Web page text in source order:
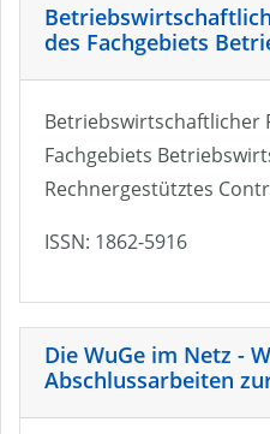
des Fachgebiets
Betriebswirtschaftlicher
Fachgebiets
Rechnergestütztes
ISSN: 1862-5916
Die WuGe im Netz -
Abschlussarbeiten